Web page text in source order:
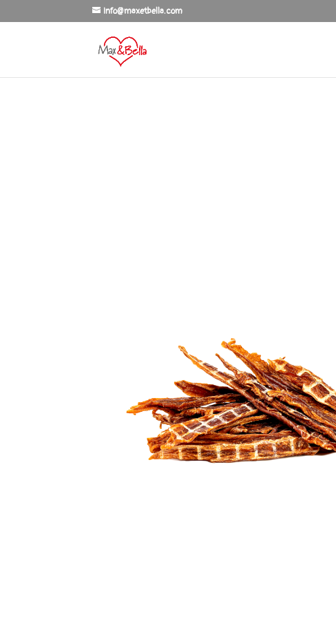
Info@maxetbella.com